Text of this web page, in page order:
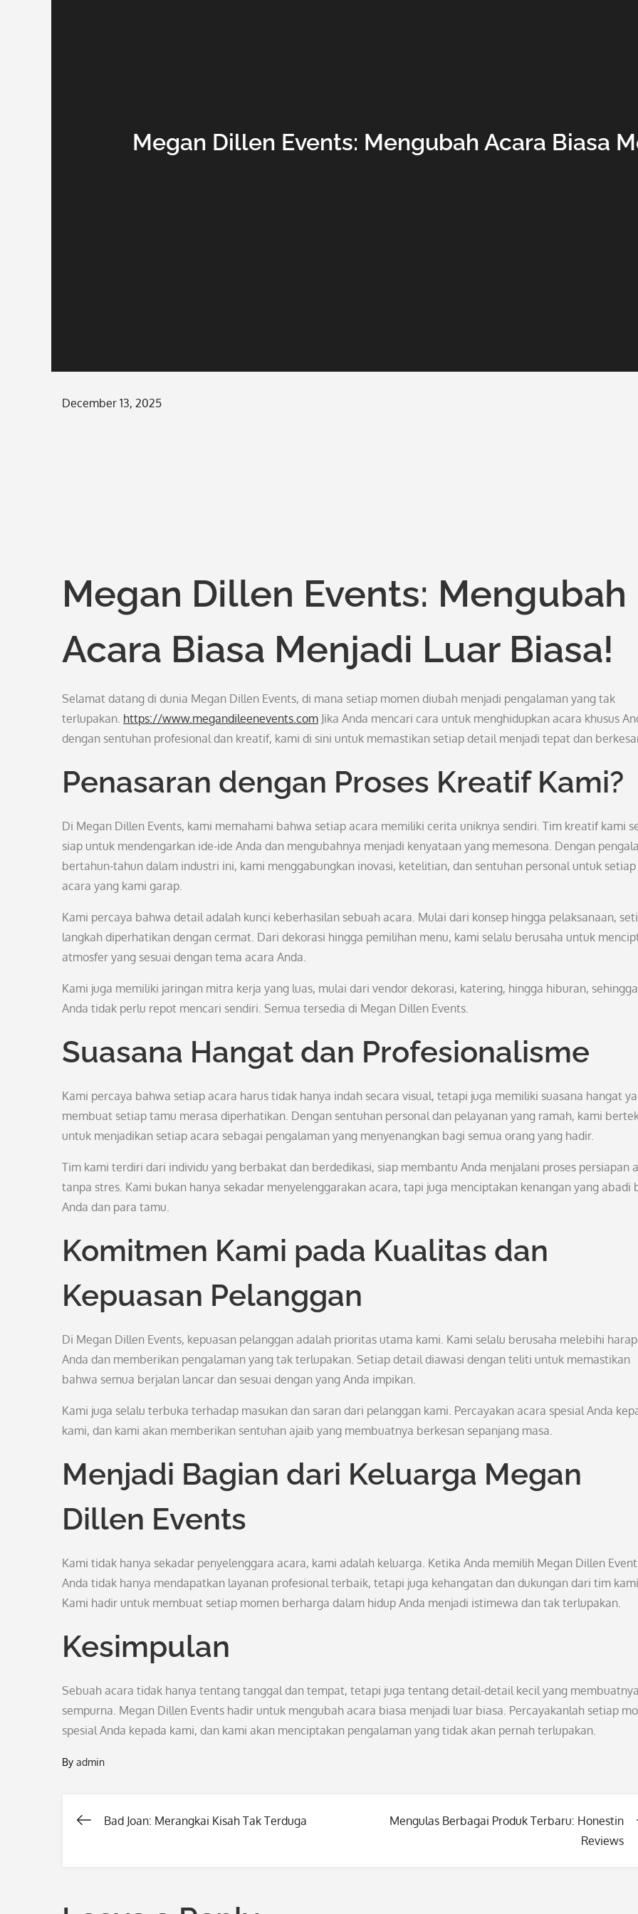
Megan Dillen Events: Mengubah Acara Biasa
Posted
December 13, 2025
Megan Dillen Events: Mengubah
Acara Biasa Menjadi Luar Biasa!
Selamat datang di dunia Megan Dillen Events, di mana setiap momen diubah menjadi pengalaman yang tak
terlupakan. https://www.megandileenevents.com Jika Anda mencari cara untuk menghidupkan acara khusus
dengan sentuhan profesional dan kreatif, kami di sini untuk memastikan setiap detail menjadi tepat dan
Penasaran dengan Proses Kreatif Kami?
Di Megan Dillen Events, kami memahami bahwa setiap acara memiliki cerita uniknya sendiri. Tim kreatif kami
siap untuk mendengarkan ide-ide Anda dan mengubahnya menjadi kenyataan yang memesona. Dengan
bertahun-tahun dalam industri ini, kami menggabungkan inovasi, ketelitian, dan sentuhan personal untuk setiap
acara yang kami garap.
Kami percaya bahwa detail adalah kunci keberhasilan sebuah acara. Mulai dari konsep hingga pelaksanaan,
langkah diperhatikan dengan cermat. Dari dekorasi hingga pemilihan menu, kami selalu berusaha untuk
atmosfer yang sesuai dengan tema acara Anda.
Kami juga memiliki jaringan mitra kerja yang luas, mulai dari vendor dekorasi, katering, hingga hiburan, sehingga
Anda tidak perlu repot mencari sendiri. Semua tersedia di Megan Dillen Events.
Suasana Hangat dan Profesionalisme
Kami percaya bahwa setiap acara harus tidak hanya indah secara visual, tetapi juga memiliki suasana hangat
membuat setiap tamu merasa diperhatikan. Dengan sentuhan personal dan pelayanan yang ramah, kami
untuk menjadikan setiap acara sebagai pengalaman yang menyenangkan bagi semua orang yang hadir.
Tim kami terdiri dari individu yang berbakat dan berdedikasi, siap membantu Anda menjalani proses persiapan
tanpa stres. Kami bukan hanya sekadar menyelenggarakan acara, tapi juga menciptakan kenangan yang abadi
Anda dan para tamu.
Komitmen Kami pada Kualitas dan
Kepuasan Pelanggan
Di Megan Dillen Events, kepuasan pelanggan adalah prioritas utama kami. Kami selalu berusaha melebihi
Anda dan memberikan pengalaman yang tak terlupakan. Setiap detail diawasi dengan teliti untuk memastikan
bahwa semua berjalan lancar dan sesuai dengan yang Anda impikan.
Kami juga selalu terbuka terhadap masukan dan saran dari pelanggan kami. Percayakan acara spesial Anda
kami, dan kami akan memberikan sentuhan ajaib yang membuatnya berkesan sepanjang masa.
Menjadi Bagian dari Keluarga Megan
Dillen Events
Kami tidak hanya sekadar penyelenggara acara, kami adalah keluarga. Ketika Anda memilih Megan Dillen
Anda tidak hanya mendapatkan layanan profesional terbaik, tetapi juga kehangatan dan dukungan dari tim
Kami hadir untuk membuat setiap momen berharga dalam hidup Anda menjadi istimewa dan tak terlupakan.
Kesimpulan
Sebuah acara tidak hanya tentang tanggal dan tempat, tetapi juga tentang detail-detail kecil yang membuatnya
sempurna. Megan Dillen Events hadir untuk mengubah acara biasa menjadi luar biasa. Percayakanlah setiap
spesial Anda kepada kami, dan kami akan menciptakan pengalaman yang tidak akan pernah terlupakan.
By admin
Post
Bad Joan: Merangkai Kisah Tak Terduga
Mengulas Berbagai Produk Terbaru: Honestin
Reviews